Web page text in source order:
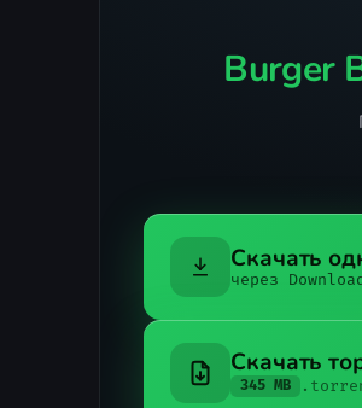
Burger
Скачать
через
Скачать
345 MB